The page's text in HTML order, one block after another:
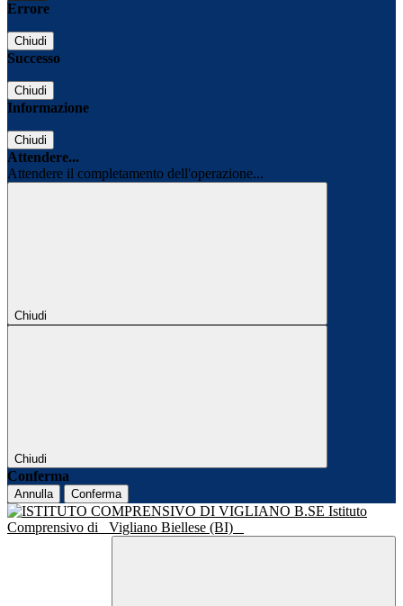
Errore
Chiudi
Successo
Chiudi
Informazione
Chiudi
Attendere...
Attendere il completamento dell'operazione...
Chiudi
Chiudi
Conferma
Annulla Conferma
Istituto
Comprensivo di
Vigliano Biellese (BI)